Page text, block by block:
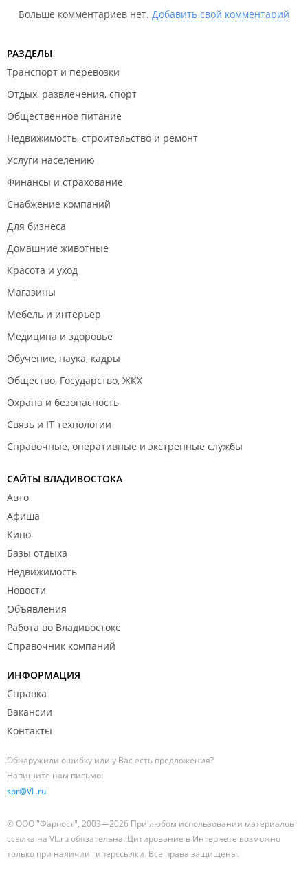
Больше комментариев нет. Добавить свой комментарий
РАЗДЕЛЫ
Транспорт и перевозки
Отдых, развлечения, спорт
Общественное питание
Недвижимость, строительство и ремонт
Услуги населению
Финансы и страхование
Снабжение компаний
Для бизнеса
Домашние животные
Красота и уход
Магазины
Мебель и интерьер
Медицина и здоровье
Обучение, наука, кадры
Общество, Государство, ЖКХ
Охрана и безопасность
Связь и IT технологии
Справочные, оперативные и экстренные службы
САЙТЫ ВЛАДИВОСТОКА
Авто
Афиша
Кино
Базы отдыха
Недвижимость
Новости
Объявления
Работа во Владивостоке
Справочник компаний
ИНФОРМАЦИЯ
Справка
Вакансии
Контакты
Обнаружили ошибку или у Вас есть предложения?
Напишите нам письмо:
spr@VL.ru
© ООО "Фарпост", 2003—2026 При любом использовании материалов
ссылка на VL.ru обязательна. Цитирование в Интернете возможно
только при наличии гиперссылки. Все права защищены.